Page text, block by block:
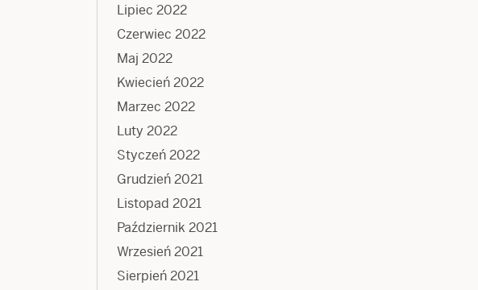
Lipiec 2022
Czerwiec 2022
Maj 2022
Kwiecień 2022
Marzec 2022
Luty 2022
Styczeń 2022
Grudzień 2021
Listopad 2021
Październik 2021
Wrzesień 2021
Sierpień 2021